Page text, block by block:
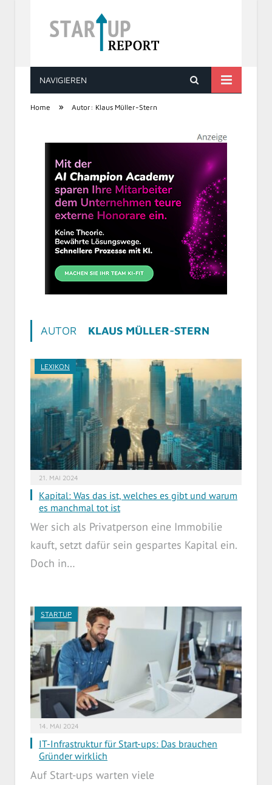
STARTUP REPORT
NAVIGIEREN
Home » Autor: Klaus Müller-Stern
AUTOR KLAUS MÜLLER-STERN
LEXIKON
21. MAI 2024
Kapital: Was das ist, welches es gibt und warum
es manchmal tot ist
Wer sich als Privatperson eine Immobilie
kauft, setzt dafür sein gespartes Kapital ein.
Doch in…
STARTUP
14. MAI 2024
IT-Infrastruktur für Start-ups: Das brauchen
Gründer wirklich
Auf Start-ups warten viele